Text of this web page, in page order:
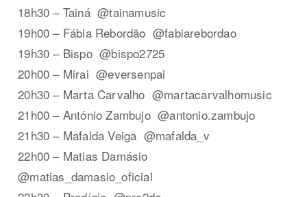
18h30 – Tainá @tainamusic
19h00 – Fábia Rebordão @fabiarebordao
19h30 – Bispo @bispo2725
20h00 – Mirai @eversenpai
20h30 – Marta Carvalho @martacarvalhomusic
21h00 – António Zambujo @antonio.zambujo
21h30 – Mafalda Veiga @mafalda_v
22h00 – Matias Damásio
@matias_damasio_oficial